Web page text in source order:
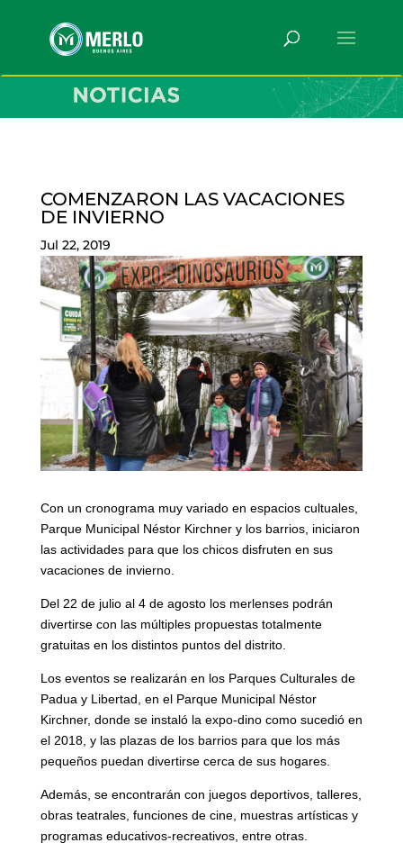
COMENZARON LAS VACACIONES
DE INVIERNO
Jul 22, 2019
Con un cronograma muy variado en espacios cultuales,
Parque Municipal Néstor Kirchner y los barrios, iniciaron
las actividades para que los chicos disfruten en sus
vacaciones de invierno.
Del 22 de julio al 4 de agosto los merlenses podrán
divertirse con las múltiples propuestas totalmente
gratuitas en los distintos puntos del distrito.
Los eventos se realizarán en los Parques Culturales de
Padua y Libertad, en el Parque Municipal Néstor
Kirchner, donde se instaló la expo-dino como sucedió en
el 2018, y las plazas de los barrios para que los más
pequeños puedan divertirse cerca de sus hogares.
Además, se encontrarán con juegos deportivos, talleres,
obras teatrales, funciones de cine, muestras artísticas y
programas educativos-recreativos, entre otras.